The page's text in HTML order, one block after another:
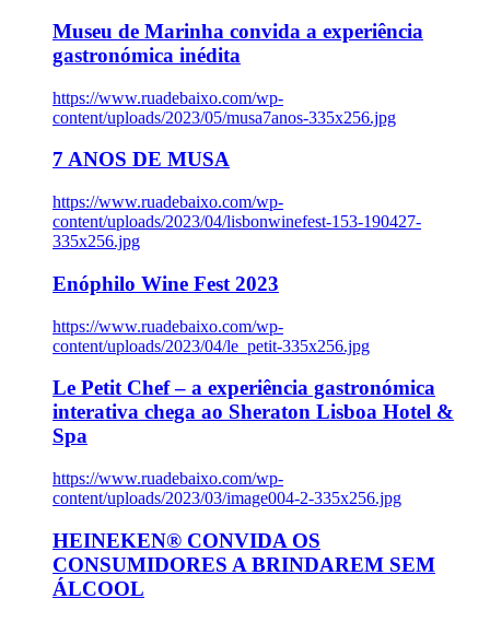
Museu de Marinha convida a experiência
gastronómica inédita
https://www.ruadebaixo.com/wp-
content/uploads/2023/05/musa7anos-335x256.jpg
7 ANOS DE MUSA
https://www.ruadebaixo.com/wp-
content/uploads/2023/04/lisbonwinefest-153-190427-
335x256.jpg
Enóphilo Wine Fest 2023
https://www.ruadebaixo.com/wp-
content/uploads/2023/04/le_petit-335x256.jpg
Le Petit Chef – a experiência gastronómica
interativa chega ao Sheraton Lisboa Hotel &
Spa
https://www.ruadebaixo.com/wp-
content/uploads/2023/03/image004-2-335x256.jpg
HEINEKEN® CONVIDA OS
CONSUMIDORES A BRINDAREM SEM
ÁLCOOL